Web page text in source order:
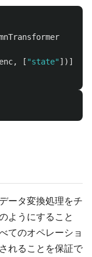
enc, [ "state" ])],
ータ変換処理をチ
ようにすること
てのオペレーショ
れることを保証で